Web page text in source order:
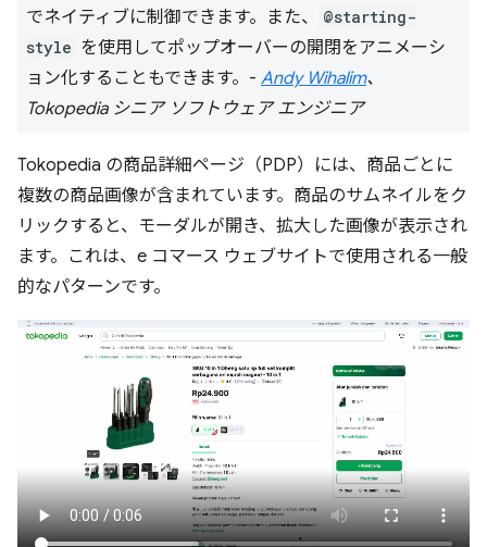
でネイティブに制御できます。また、
@starting-
style を使用してポップオーバーの開閉をアニメーシ
ョン化することもできます。- Andy Wihalim、
Tokopedia シニア ソフトウェア エンジニア
Tokopedia の商品詳細ページ（PDP）には、商品ごとに
複数の商品画像が含まれています。商品のサムネイルをク
リックすると、モーダルが開き、拡大した画像が表示され
ます。これは、e コマース ウェブサイトで使用される一般
的なパターンです。